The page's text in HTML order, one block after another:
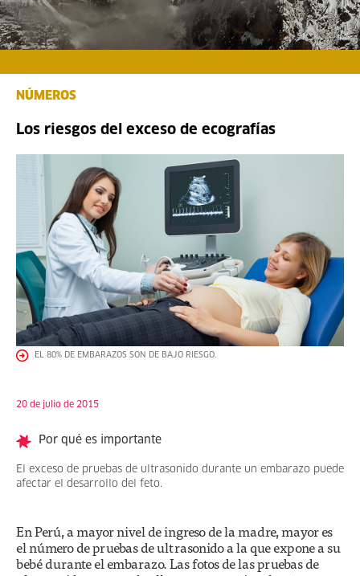
NÚMEROS
Los riesgos del exceso de ecografías
EL 80% DE EMBARAZOS SON DE BAJO RIESGO.
20 de julio de 2015
Por qué es importante
El exceso de pruebas de ultrasonido durante un embarazo puede
afectar el desarrollo del feto.
En Perú, a mayor nivel de ingreso de la madre, mayor es
el número de pruebas de ultrasonido a la que expone a su
bebé durante el embarazo. Las fotos de las pruebas de